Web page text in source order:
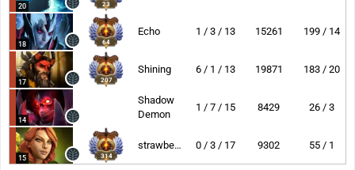
20 23
18 64
Echo 1 / 3 / 13 15261 199 / 14
17 207
Shining 6 / 1 / 13 19871 183 / 20
14
Shadow
Demon
1 / 7 / 15 8429 26 / 3
15 314
strawberry 0 / 3 / 17 9302 55 / 1